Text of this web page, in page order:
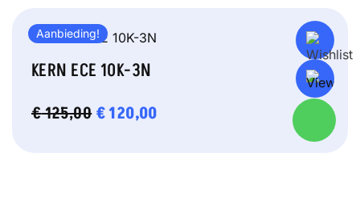
Aanbieding!
KERN ECE 10K-3N
€125,00 OORSPRONKELIJKE
€120,00HUIDIGE